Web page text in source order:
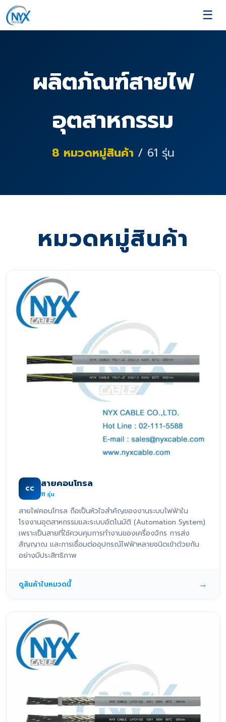
☰
ผลิตภัณฑ์สายไฟ
อุตสาหกรรม
8 หมวดหมู่สินค้า / 61 รุ่น
หมวดหมู่สินค้า
CC สายคอนโทรล
11 รุ่น
สายไฟคอนโทรล ถือเป็นหัวใจสำคัญของงานระบบไฟฟ้าใน
โรงงานอุตสาหกรรมและระบบอัตโนมัติ (Automation System)
เพราะเป็นสายที่ใช้ควบคุมการทำงานของเครื่องจักร การส่ง
สัญญาณ และการเชื่อมต่ออุปกรณ์ไฟฟ้าหลายชนิดเข้าด้วยกัน
อย่างมีประสิทธิภาพ
ดูสินค้าในหมวดนี้ →